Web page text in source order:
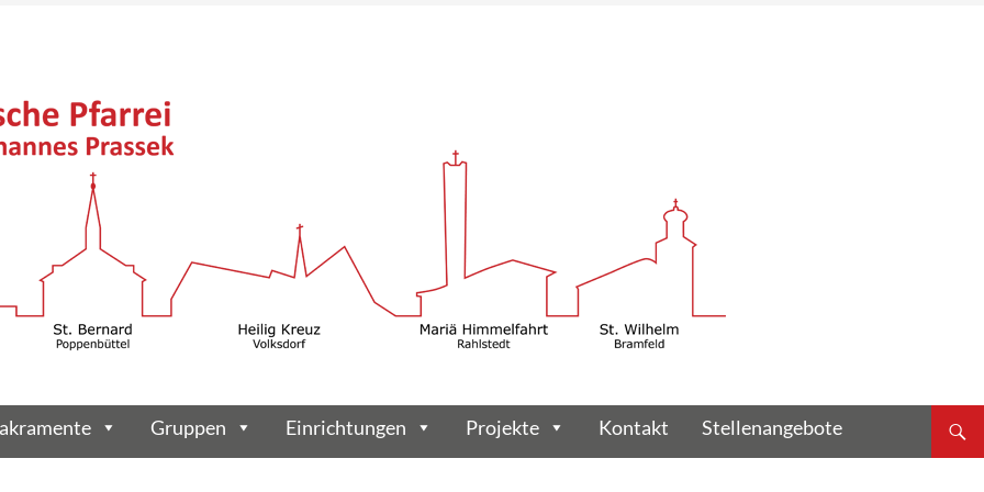
Gruppen Einrichtungen Projekte Kontakt Stellenangebote